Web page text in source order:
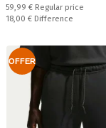
Regular price:
59,99 € Regular price
Спестявате:
18,00 € Difference
OFFER